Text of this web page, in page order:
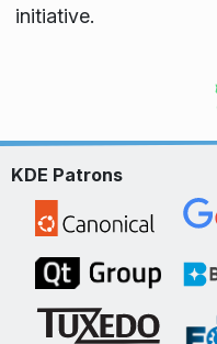
initiative.
KDE Patrons